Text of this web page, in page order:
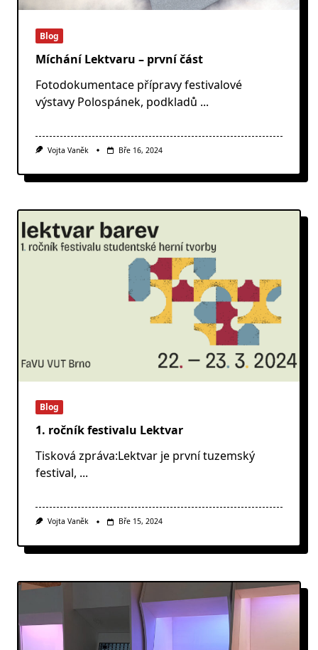
Blog
Míchání Lektvaru – první část
Fotodokumentace přípravy festivalové
výstavy Polospánek, podkladů ...
Vojta Vaněk Bře 16, 2024
Blog
1. ročník festivalu Lektvar
Tisková zpráva:Lektvar je první tuzemský
festival, ...
Vojta Vaněk Bře 15, 2024